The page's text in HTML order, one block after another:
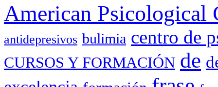
American Psicological
antidepresivos bulimia centro de
CURSOS Y FORMACIÓN de